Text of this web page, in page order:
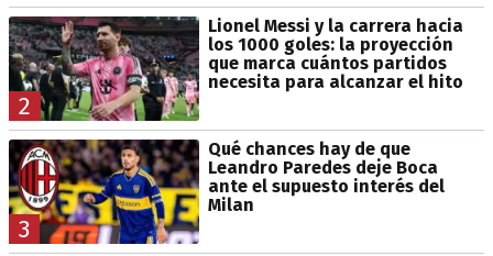
2
Lionel Messi y la carrera hacia
los 1000 goles: la proyección
que marca cuántos partidos
necesita para alcanzar el hito
3
Qué chances hay de que
Leandro Paredes deje Boca
ante el supuesto interés del
Milan